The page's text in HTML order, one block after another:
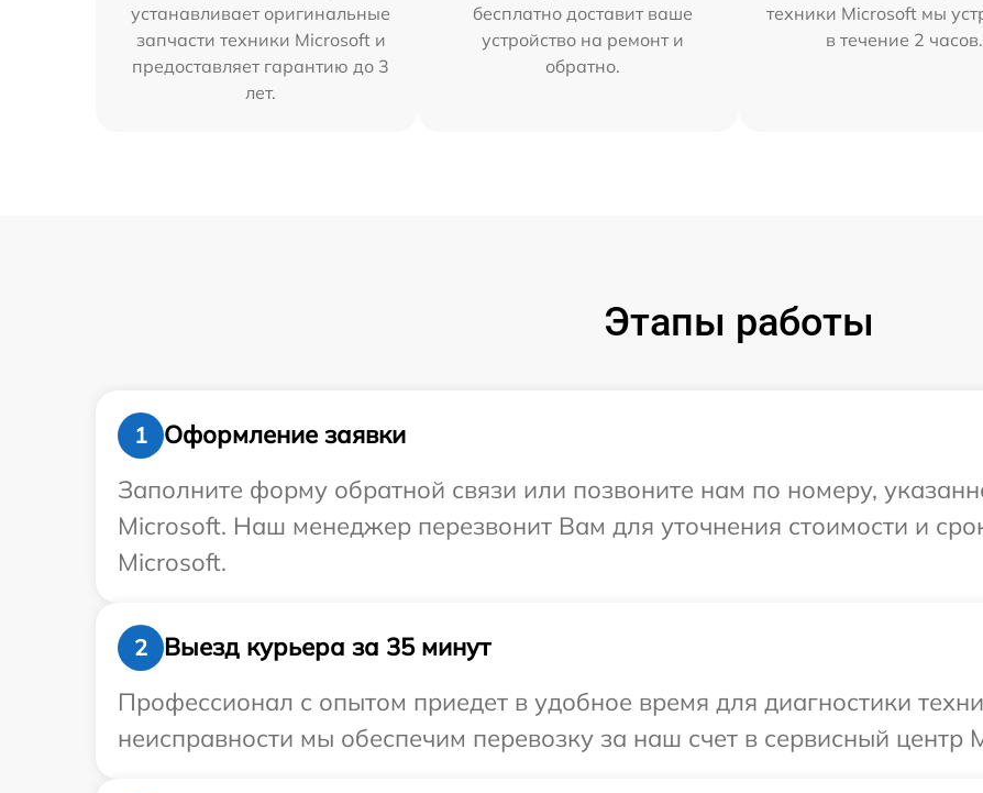
устанавливает оригинальные
запчасти техники Microsoft и
предоставляет гарантию до 3
лет.
бесплатно доставит ваше
устройство на ремонт и
обратно.
техники Microsoft мы
в течение 2 часов.
Этапы работы
1
Оформление заявки
Заполните форму обратной связи или позвоните нам по номеру,
Microsoft. Наш менеджер перезвонит Вам для уточнения стоимости и
Microsoft.
2
Выезд курьера за 35 минут
Профессионал с опытом приедет в удобное время для диагностики
неисправности мы обеспечим перевозку за наш счет в сервисный центр